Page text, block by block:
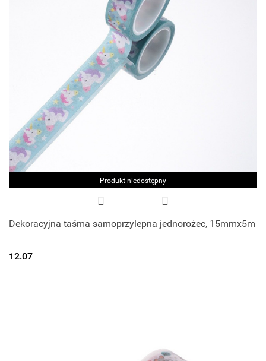
Produkt niedostępny
Dekoracyjna taśma samoprzylepna jednorożec, 15mmx5m
12.07